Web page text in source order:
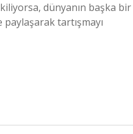
dünyanın başka bir
tartışmayı